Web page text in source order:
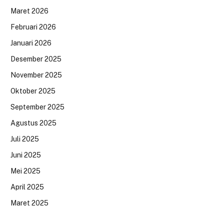
Maret 2026
Februari 2026
Januari 2026
Desember 2025
November 2025
Oktober 2025
September 2025
Agustus 2025
Juli 2025
Juni 2025
Mei 2025
April 2025
Maret 2025